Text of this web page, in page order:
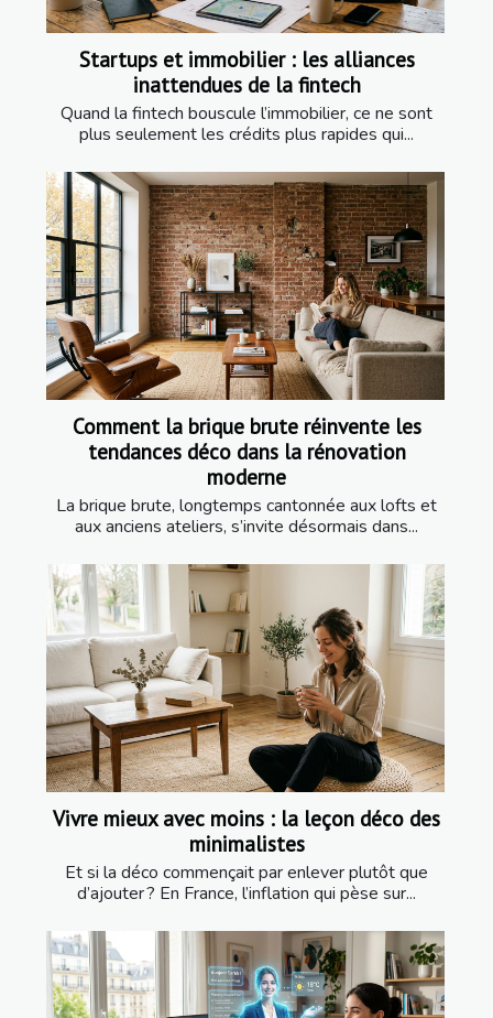
Startups et immobilier : les alliances
inattendues de la fintech
Quand la fintech bouscule l’immobilier, ce ne sont
plus seulement les crédits plus rapides qui...
Comment la brique brute réinvente les
tendances déco dans la rénovation
moderne
La brique brute, longtemps cantonnée aux lofts et
aux anciens ateliers, s’invite désormais dans...
Vivre mieux avec moins : la leçon déco des
minimalistes
Et si la déco commençait par enlever plutôt que
d’ajouter ? En France, l’inflation qui pèse sur...